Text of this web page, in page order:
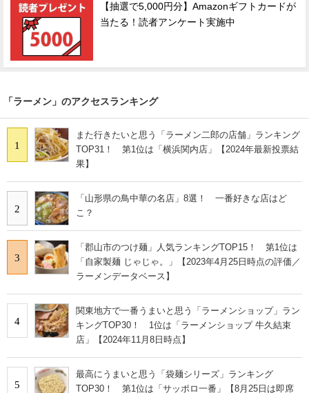
【抽選で5,000円分】Amazonギフトカードが
当たる！読者アンケート実施中
「ラーメン」のアクセスランキング
1
また行きたいと思う「ラーメン二郎の店舗」ランキング
TOP31！ 第1位は「横浜関内店」【2024年最新投票結
果】
2
「山形県の鳥中華の名店」8選！ 一番好きな店はど
こ？
3
「郡山市のつけ麺」人気ランキングTOP15！ 第1位は
「自家製麺 じゃじゃ。」【2023年4月25日時点の評価／
ラーメンデータベース】
4
関東地方で一番うまいと思う「ラーメンショップ」ラン
キングTOP30！ 1位は「ラーメンショップ 牛久結束
店」【2024年11月8日時点】
5
最高にうまいと思う「袋麺シリーズ」ランキング
TOP30！ 第1位は「サッポロ一番」【8月25日は即席